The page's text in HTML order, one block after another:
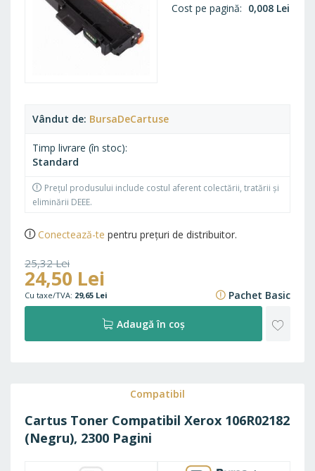
Vândut de BursaDeCartuse
Timp livrare (în stoc)
Standard
Prețul produsului include costul aferent colectării, tratării și
eliminării DEEE.
Cost pe pagină 0,008 Lei
Conectează-te pentru prețuri de distribuitor.
25,32 Lei
30,64 Lei
24,50 Lei
29,65 Lei Pachet Basic
Adaugă în coș
Compatibil
Cartus Toner Compatibil Xerox 106R02182
(Negru), 2300 Pagini